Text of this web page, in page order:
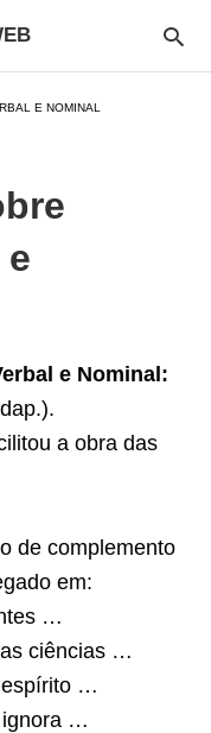
E NOMINAL
e Nominal:
a obra das
de complemento
em:
…
ciências …
…
ignora …